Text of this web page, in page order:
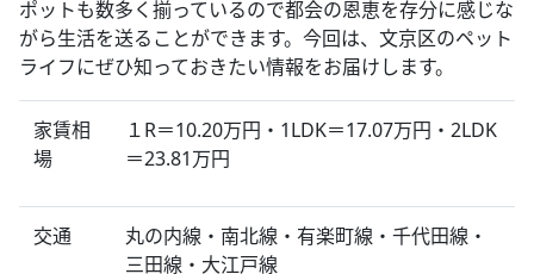
ポットも数多く揃っているので都会の恩恵を存分に感じな
がら生活を送ることができます。今回は、文京区のペット
ライフにぜひ知っておきたい情報をお届けします。
家賃相
場
１R＝10.20万円・1LDK＝17.07万円・2LDK
＝23.81万円
交通
丸の内線・南北線・有楽町線・千代田線・
三田線・大江戸線